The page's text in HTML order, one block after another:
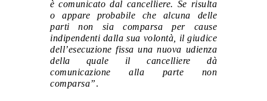
è comunicato dal cancelliere. Se risulta
o appare probabile che alcuna delle
parti non sia comparsa per cause
indipendenti dalla sua volontà, il giudice
dell’esecuzione fissa una nuova udienza
della quale il cancelliere dà
comunicazione alla parte non
comparsa”.